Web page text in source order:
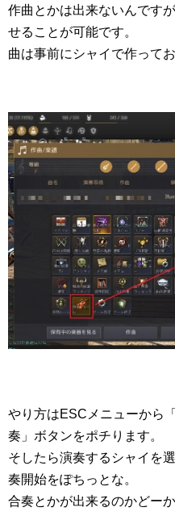
作曲とかは出来ないんです
せることが可能です。
曲は事前にシャイで作って
やり方はESCメニューから
奏」ボタンをポチります。
そしたら演奏するシャイを
奏開始をぽちっとな。
合奏とかが出来るのかどー